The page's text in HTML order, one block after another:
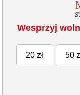
Wesprzyj
20 zł 50